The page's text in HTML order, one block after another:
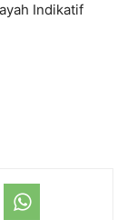
Indikatif